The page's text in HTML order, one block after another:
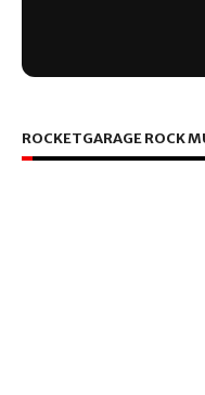
ROCKETGARAGE ROCK